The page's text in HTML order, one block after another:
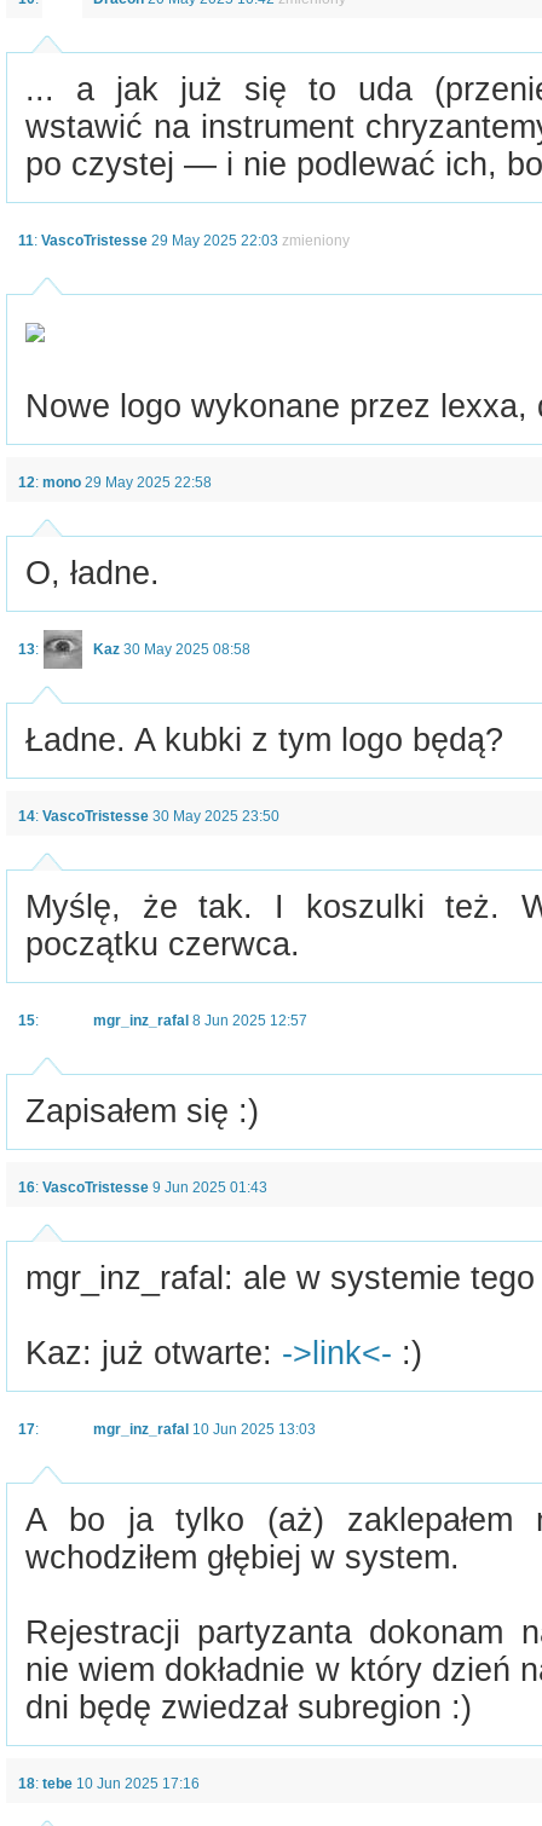
... a jak już się to uda
wstawić na instrument
po czystej — i nie podlewać ich,
11: VascoTristesse 29 May 2025 22:03 zmieniony
Nowe logo wykonane przez lexxa,
12: mono 29 May 2025 22:58
O, ładne.
13: Kaz 30 May 2025 08:58
Ładne. A kubki z tym logo będą?
14: VascoTristesse 30 May 2025 23:50
Myślę, że tak. I koszulki też.
początku czerwca.
15: mgr_inz_rafal 8 Jun 2025 12:57
Zapisałem się :)
16: VascoTristesse 9 Jun 2025 01:43
mgr_inz_rafal: ale w systemie
Kaz: już otwarte: ->link<- :)
17: mgr_inz_rafal 10 Jun 2025 13:03
A bo ja tylko (aż) zaklepałem
wchodziłem głębiej w system.
Rejestracji partyzanta dokonam
nie wiem dokładnie w który dzień
dni będę zwiedzał subregion :)
18: tebe 10 Jun 2025 17:16